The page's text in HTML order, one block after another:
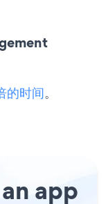
的时间。
app